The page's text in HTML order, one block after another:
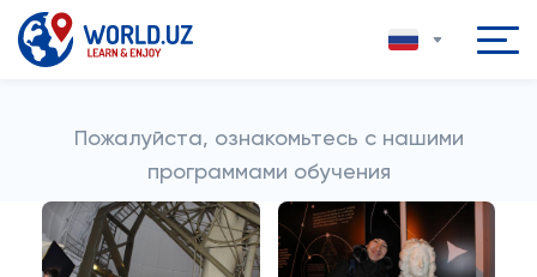
Пожалуйста, ознакомьтесь с нашими
программами обучения